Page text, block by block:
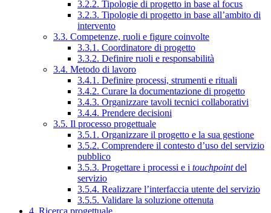
3.2.2. Tipologie di progetto in base al focus
3.2.3. Tipologie di progetto in base all’ambito di
intervento
3.3. Competenze, ruoli e figure coinvolte
3.3.1. Coordinatore di progetto
3.3.2. Definire ruoli e responsabilità
3.4. Metodo di lavoro
3.4.1. Definire processi, strumenti e rituali
3.4.2. Curare la documentazione di progetto
3.4.3. Organizzare tavoli tecnici collaborativi
3.4.4. Prendere decisioni
3.5. Il processo progettuale
3.5.1. Organizzare il progetto e la sua gestione
3.5.2. Comprendere il contesto d’uso del servizio
pubblico
3.5.3. Progettare i processi e i touchpointdel
servizio
3.5.4. Realizzare l’interfaccia utente del servizio
3.5.5. Validare la soluzione ottenuta
4. Ricerca progettuale